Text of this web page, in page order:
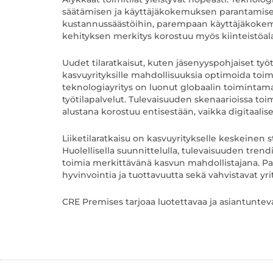
säätämisen ja käyttäjäkokemuksen
kustannussäästöihin, parempaan
kehityksen merkitys korostuu myös
Uudet tilaratkaisut, kuten jäsenyyspohjaiset
kasvuyrityksille mahdollisuuksia optimoida
teknologiayritys on luonut globaalin
työtilapalvelut. Tulevaisuuden skenaarioissa
alustana korostuu entisestään, vaikka
Liiketilaratkaisu on kasvuyritykselle keskeinen
Huolellisella suunnittelulla, tulevaisuuden
toimia merkittävänä kasvun mahdollistajana.
hyvinvointia ja tuottavuutta sekä vahvistavat
CRE Premises tarjoaa luotettavaa ja